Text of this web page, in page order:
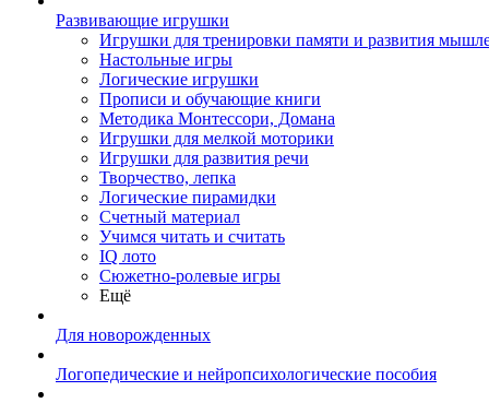
Развивающие игрушки
Игрушки для тренировки памяти и развития
Настольные игры
Логические игрушки
Прописи и обучающие книги
Методика Монтессори, Домана
Игрушки для мелкой моторики
Игрушки для развития речи
Творчество, лепка
Логические пирамидки
Счетный материал
Учимся читать и считать
IQ лото
Сюжетно-ролевые игры
Ещё
Для новорожденных
Логопедические и нейропсихологические пособия